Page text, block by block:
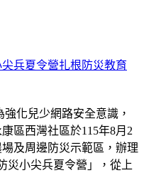
兵夏令營扎根防災教育
強化兒少網路安全意識，
區西灣社區於115年8月2
及周邊防災示範區，辦理
災小尖兵夏令營」，從上